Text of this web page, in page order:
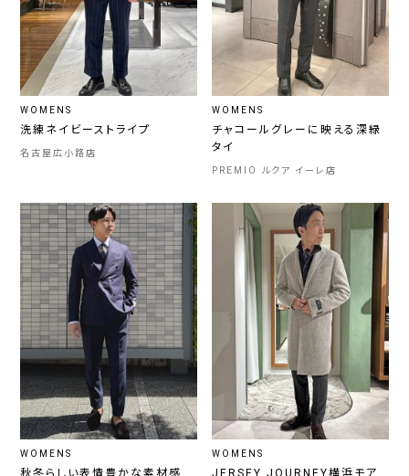
WOMENS
洗練ネイビーストライプ
名古屋広小路店
WOMENS
チャコールグレーに映える深緑
タイ
PREMIO ルクア イーレ店
WOMENS
秋冬らしい表情豊かな素材感
WOMENS
JERSEY JOURNEY横浜モア